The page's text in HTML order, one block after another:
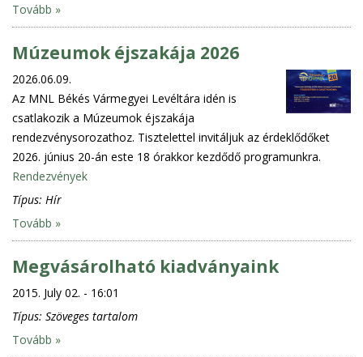
Tovább »
Múzeumok éjszakája 2026
2026.06.09.
Az MNL Békés Vármegyei Levéltára idén is
csatlakozik a Múzeumok éjszakája
rendezvénysorozathoz. Tisztelettel invitáljuk az érdeklődőket
2026. június 20-án este 18 órakkor kezdődő programunkra.
Rendezvények
Típus: Hír
Tovább »
Megvásárolható kiadványaink
2015. July 02. - 16:01
Típus: Szöveges tartalom
Tovább »